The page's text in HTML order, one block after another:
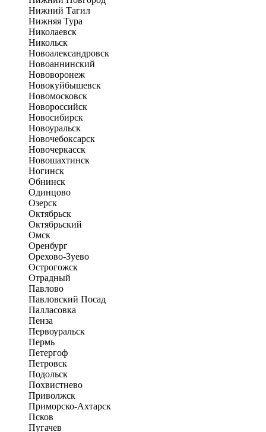
Нижний Тагил
Нижняя Тура
Николаевск
Никольск
Новоалександровск
Новоаннинский
Нововоронеж
Новокуйбышевск
Новомосковск
Новороссийск
Новосибирск
Новоуральск
Новочебоксарск
Новочеркасск
Новошахтинск
Ногинск
Обнинск
Одинцово
Озерск
Октябрьск
Октябрьский
Омск
Оренбург
Орехово-Зуево
Острогожск
Отрадный
Павлово
Павловский Посад
Палласовка
Пенза
Первоуральск
Пермь
Петергоф
Петровск
Подольск
Похвистнево
Приволжск
Приморско-Ахтарск
Псков
Пугачев